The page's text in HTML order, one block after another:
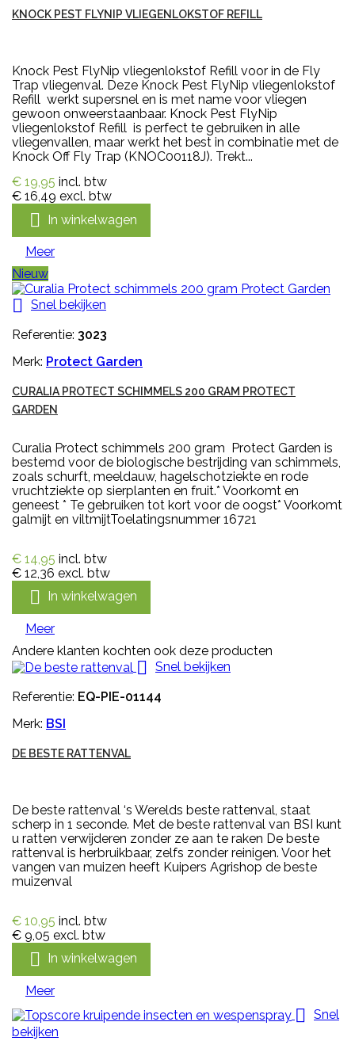
KNOCK PEST FLYNIP VLIEGENLOKSTOF REFILL
Knock Pest FlyNip vliegenlokstof Refill voor in de Fly
Trap vliegenval. Deze Knock Pest FlyNip vliegenlokstof
Refill werkt supersnel en is met name voor vliegen
gewoon onweerstaanbaar. Knock Pest FlyNip
vliegenlokstof Refill is perfect te gebruiken in alle
vliegenvallen, maar werkt het best in combinatie met de
Knock Off Fly Trap (KNOC00118J). Trekt...
€ 19,95 incl. btw
€ 16,49 excl. btw
 In winkelwagen
Meer
Nieuw

Snel bekijken
Referentie: 3023
Merk: Protect Garden
CURALIA PROTECT SCHIMMELS 200 GRAM PROTECT
GARDEN
Curalia Protect schimmels 200 gram Protect Garden is
bestemd voor de biologische bestrijding van schimmels,
zoals schurft, meeldauw, hagelschotziekte en rode
vruchtziekte op sierplanten en fruit.* Voorkomt en
geneest * Te gebruiken tot kort voor de oogst* Voorkomt
galmijt en viltmijtToelatingsnummer 16721
€ 14,95 incl. btw
€ 12,36 excl. btw
 In winkelwagen
Meer
Andere klanten kochten ook deze producten

Snel bekijken
Referentie: EQ-PIE-01144
Merk: BSI
DE BESTE RATTENVAL
De beste rattenval ‘s Werelds beste rattenval, staat
scherp in 1 seconde. Met de beste rattenval van BSI kunt
u ratten verwijderen zonder ze aan te raken De beste
rattenval is herbruikbaar, zelfs zonder reinigen. Voor het
vangen van muizen heeft Kuipers Agrishop de beste
muizenval
€ 10,95 incl. btw
€ 9,05 excl. btw
 In winkelwagen
Meer

Snel
bekijken